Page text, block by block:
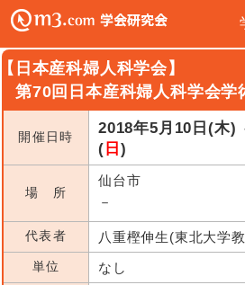
日本産科婦人科学会】
第70回日本産科婦人科学会学
開催日時
2018年5月10日(木)
( 日 )
場 所
仙台市
－
代表者 八重樫伸生(東北大学
単位 なし